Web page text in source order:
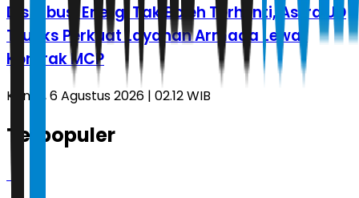
Distribusi Energi Tak Boleh Terhenti, Astra UD
Trucks Perkuat Layanan Armada Lewat
Kontrak MCP
Kamis, 6 Agustus 2026 | 02.12 WIB
Terpopuler
1